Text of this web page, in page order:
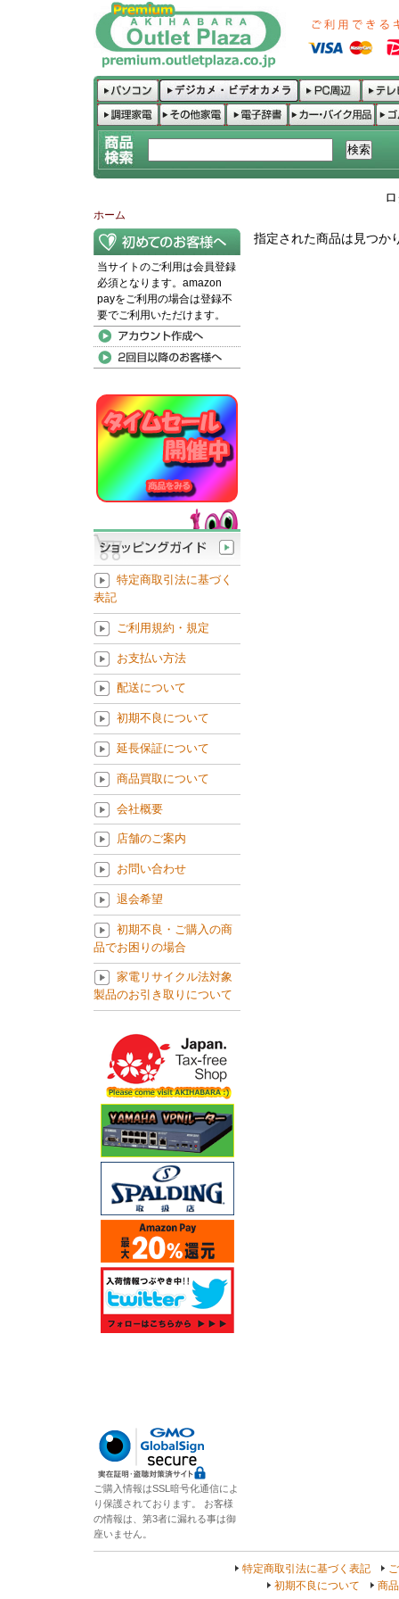
ホーム
指定された商品は見つか
当サイトのご利用は会員登録
必須となります。amazon
payをご利用の場合は登録不
要でご利用いただけます。
特定商取引法に基づく
表記
ご利用規約・規定
お支払い方法
配送について
初期不良について
延長保証について
商品買取について
会社概要
店舗のご案内
お問い合わせ
退会希望
初期不良・ご購入の商
品でお困りの場合
家電リサイクル法対象
製品のお引き取りについて
ご購入情報はSSL暗号化通信によ
り保護されております。 お客様
の情報は、第3者に漏れる事は御
座いません。
特定商取引法に基づく表記
初期不良について
商